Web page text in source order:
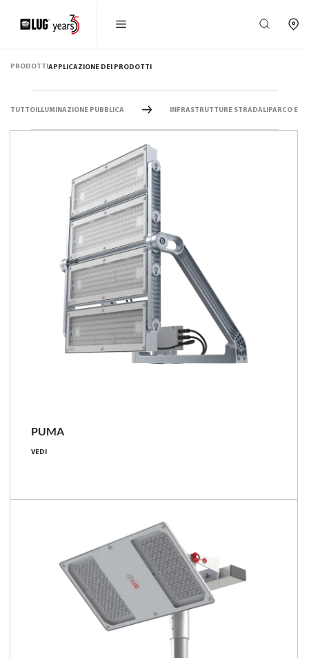
PRODOTTI APPLICAZIONE DEI PRODOTTI
TUTTO ILLUMINAZIONE PUBBLICA INFRASTRUTTURE STRADALI PARCO E
PUMA
VEDI
91 - 141 [lm/W]